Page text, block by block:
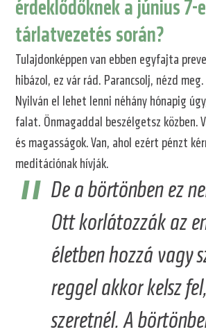
érdeklődőknek a június 7-
tárlatvezetés során?
Tulajdonképpen van ebben egyfajta
hibázol, ez vár rád. Parancsolj, nézd
Nyilván el lehet lenni néhány hónapig
falat. Önmagaddal beszélgetsz közben.
és magasságok. Van, ahol ezért pénzt
meditációnak hívják.
De a börtönben ez
Ott korlátozzák az
életben hozzá vagy
reggel akkor kelsz
szeretnél. A